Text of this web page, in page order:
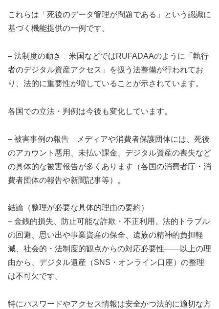
これらは「死後のデータ管理が問題である」という認識に
基づく機能提供の一例です。
– 法制度の動き 米国などではRUFADAAのように「執行
者のデジタル資産アクセス」を扱う法整備が行われてお
り、法的に重要性が増していることが示されています。
各国での立法・判例は今後も変化しています。
– 被害事例の報告 メディアや消費者保護団体には、死後
のアカウント悪用、未払い課金、デジタル資産の喪失など
の具体的な被害報告が多くあります（各国の消費者庁・消
費者団体の報告や新聞記事等）。
結論（整理が必要な具体的理由の要約）
– 金銭的損失、防止可能な詐欺・不正利用、法的トラブル
の回避、思い出や事業資産の保全、遺族の精神的負担軽
減、社会的・法制度的観点からの対応必要性――以上の理
由から、デジタル遺産（SNS・オンライン口座）の整理
は不可欠です。
特にパスワードやアクセス情報は安全かつ法的に適切な方